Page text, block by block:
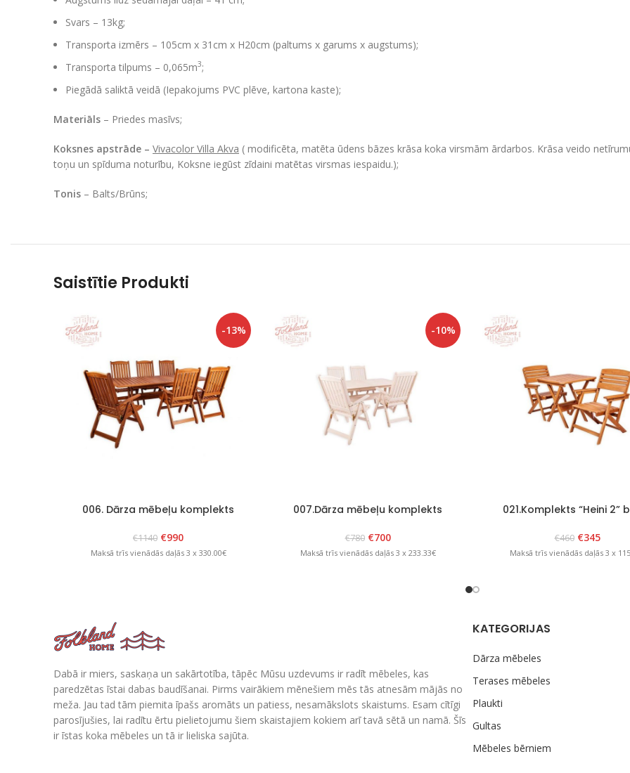
Svars – 13kg;
Transporta izmērs – 105cm x 31cm x H20cm (paltums x garums x augstums);
Transporta tilpums – 0,065m3;
Piegādā saliktā veidā (Iepakojums PVC plēve, kartona kaste);
Materiāls – Priedes masīvs;
Koksnes apstrāde – Vivacolor Villa Akva ( modificēta, matēta ūdens bāzes krāsa koka virsmām ārdarbos. Krāsa veido
toņu un spīduma noturību, Koksne iegūst zīdaini matētas virsmas iespaidu.);
Tonis – Balts/Brūns;
Saistītie Produkti
-13%
006. Dārza mēbeļu komplekts
€1140 €990
Maksā trīs vienādās daļās 3 x 330.00€
-10%
007.Dārza mēbeļu komplekts
€780 €700
Maksā trīs vienādās daļās 3 x 233.33€
021.Komplekts “Heini 2”
€460 €345
Maksā trīs vienādās daļās 3 x
Dabā ir miers, saskaņa un sakārtotība, tāpēc Mūsu uzdevums ir radīt mēbeles, kas
paredzētas īstai dabas baudīšanai. Pirms vairākiem mēnešiem mēs tās atnesām mājās no
meža. Jau tad tām piemita īpašs aromāts un patiess, nesamākslots skaistums. Esam cītīgi
parosījušies, lai radītu ērtu pielietojumu šiem skaistajiem kokiem arī tavā sētā un namā. Šīs
ir īstas koka mēbeles un tā ir lieliska sajūta.
KATEGORIJAS
Dārza mēbeles
Terases mēbeles
Plaukti
Gultas
Mēbeles bērniem